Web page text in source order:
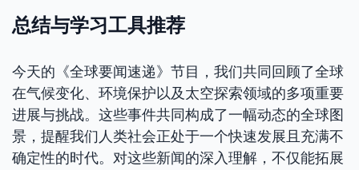
总结与学习工具推荐
今天的《全球要闻速递》节目，我们共同回顾了全球
在气候变化、环境保护以及太空探索领域的多项重要
进展与挑战。这些事件共同构成了一幅动态的全球图
景，提醒我们人类社会正处于一个快速发展且充满不
确定性的时代。对这些新闻的深入理解，不仅能拓展